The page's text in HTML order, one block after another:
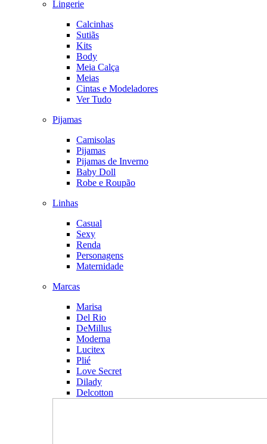
Lingerie
Calcinhas
Sutiãs
Kits
Body
Meia Calça
Meias
Cintas e Modeladores
Ver Tudo
Pijamas
Camisolas
Pijamas
Pijamas de Inverno
Baby Doll
Robe e Roupão
Linhas
Casual
Sexy
Renda
Personagens
Maternidade
Marcas
Marisa
Del Rio
DeMillus
Moderna
Lucitex
Plié
Love Secret
Dilady
Delcotton